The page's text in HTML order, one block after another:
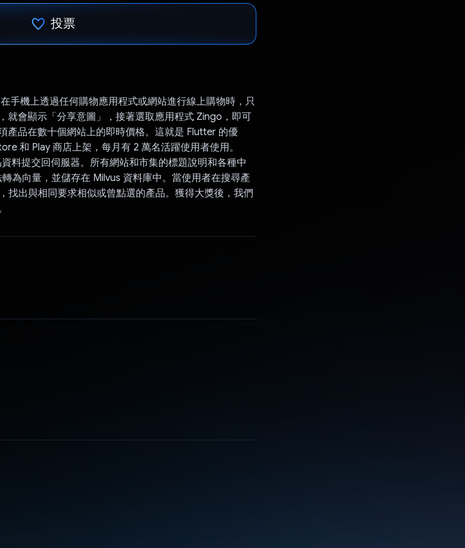
投票
手機上透過任何購物應用程式或網站進行線上購物時，只
就會顯示「分享意圖」，接著選取應用程式 Zingo，即可
產品在數十個網站上的即時價格。這就是 Flutter 的優
和 Play 商店上架，每月有 2 萬名活躍使用者使用。
料提交回伺服器。所有網站和市集的標題說明和各種中
為向量，並儲存在 Milvus 資料庫中。當使用者在搜尋產
找出與相同要求相似或曾點選的產品。獲得大獎後，我們